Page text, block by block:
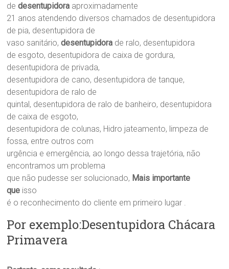
dedesentupidora aproximadamente
21 anos atendendo diversos chamados de desentupidora
de pia, desentupidora de
vaso sanitário,desentupidora de ralo, desentupidora
de esgoto, desentupidora de caixa de gordura,
desentupidora de privada,
desentupidora de cano, desentupidora de tanque,
desentupidora de ralo de
quintal, desentupidora de ralo de banheiro, desentupidora
de caixa de esgoto,
desentupidora de colunas, Hidro jateamento, limpeza de
fossa, entre outros com
urgência e emergência, ao longo dessa trajetória, não
encontramos um problema
que não pudesse ser solucionado, Mais importante
que isso
é o reconhecimento do cliente em primeiro lugar .
Por exemplo:Desentupidora Chácara
Primavera